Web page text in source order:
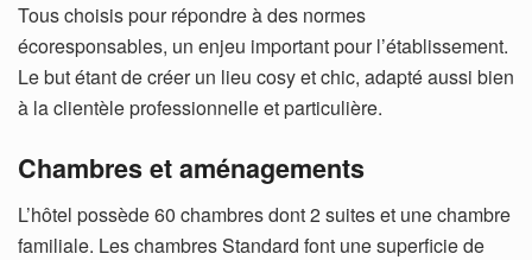
Tous choisis pour répondre à des normes
écoresponsables, un enjeu important pour l’établissement.
Le but étant de créer un lieu cosy et chic, adapté aussi bien
à la clientèle professionnelle et particulière.
Chambres et aménagements
L’hôtel possède 60 chambres dont 2 suites et une chambre
familiale. Les chambres Standard font une superficie de